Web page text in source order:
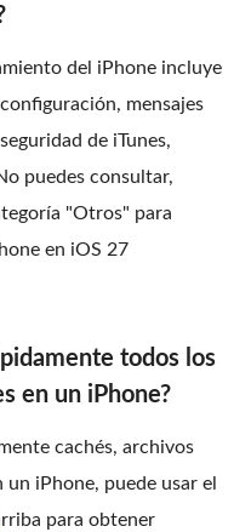
del iPhone incluye
mensajes
de iTunes,
puedes consultar,
"Otros" para
en iOS 27
todos los
en un iPhone?
cachés, archivos
iPhone, puede usar el
para obtener